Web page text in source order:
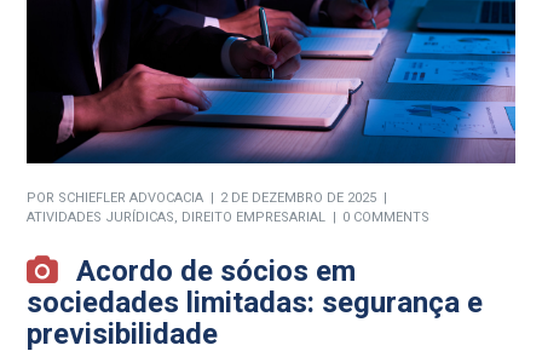
POR SCHIEFLER ADVOCACIA
2 DE DEZEMBRO DE 2025
ATIVIDADES JURÍDICAS, DIREITO EMPRESARIAL 0 COMMENTS
Acordo de sócios em
sociedades limitadas: segurança e
previsibilidade